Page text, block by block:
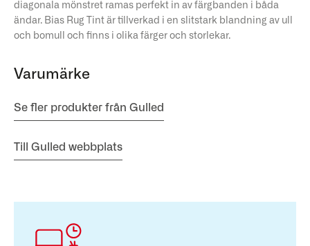
diagonala mönstret ramas perfekt in av färgbanden i båda
ändar. Bias Rug Tint är tillverkad i en slitstark blandning av ull
och bomull och finns i olika färger och storlekar.
Varumärke
Se fler produkter från Gulled
Till Gulled webbplats